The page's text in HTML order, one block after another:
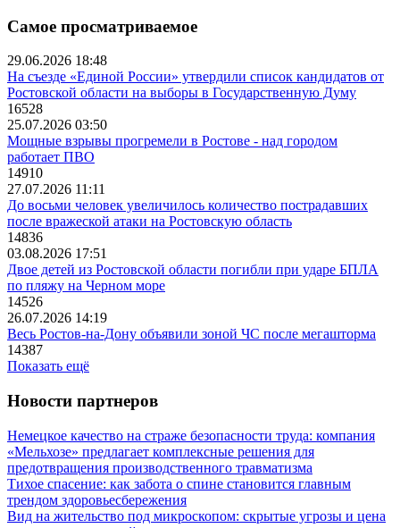
Самое просматриваемое
29.06.2026 18:48
На съезде «Единой России» утвердили список кандидатов от
Ростовской области на выборы в Государственную Думу
16528
25.07.2026 03:50
Мощные взрывы прогремели в Ростове - над городом
работает ПВО
14910
27.07.2026 11:11
До восьми человек увеличилось количество пострадавших
после вражеской атаки на Ростовскую область
14836
03.08.2026 17:51
Двое детей из Ростовской области погибли при ударе БПЛА
по пляжу на Черном море
14526
26.07.2026 14:19
Весь Ростов-на-Дону объявили зоной ЧС после мегашторма
14387
Показать ещё
Новости партнеров
Немецкое качество на страже безопасности труда: компания
«Мельхозе» предлагает комплексные решения для
предотвращения производственного травматизма
Тихое спасение: как забота о спине становится главным
трендом здоровьесбережения
Вид на жительство под микроскопом: скрытые угрозы и цена